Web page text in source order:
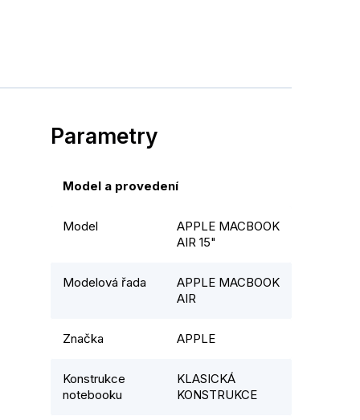
Parametry
Model a provedení
Model
APPLE MACBOOK
AIR 15"
Modelová řada
APPLE MACBOOK
AIR
Značka APPLE
Konstrukce
notebooku
KLASICKÁ
KONSTRUKCE